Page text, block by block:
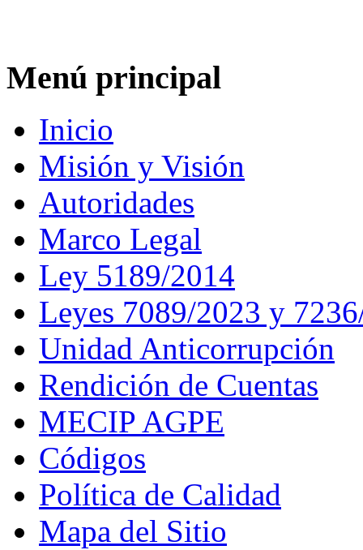
Menú principal
Inicio
Misión y Visión
Autoridades
Marco Legal
Ley 5189/2014
Leyes 7089/2023 y
Unidad Anticorrupción
Rendición de Cuentas
MECIP AGPE
Códigos
Política de Calidad
Mapa del Sitio